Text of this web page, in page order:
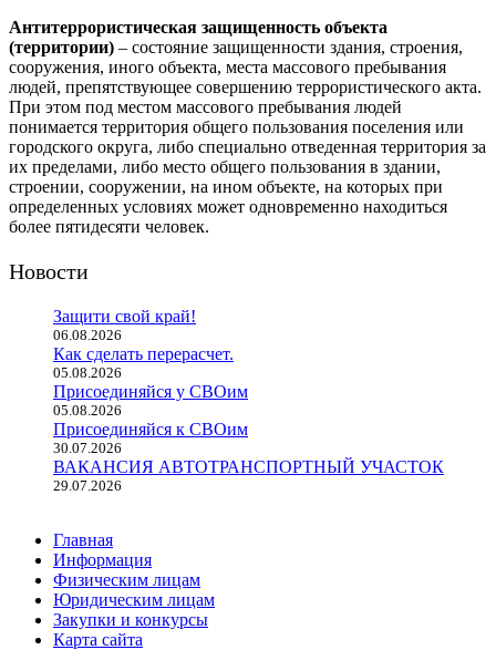
Антитеррористическая защищенность объекта
(территории) – состояние защищенности здания, строения,
сооружения, иного объекта, места массового пребывания
людей, препятствующее совершению террористического акта.
При этом под местом массового пребывания людей
понимается территория общего пользования поселения или
городского округа, либо специально отведенная территория за
их пределами, либо место общего пользования в здании,
строении, сооружении, на ином объекте, на которых при
определенных условиях может одновременно находиться
более пятидесяти человек.
Новости
Защити свой край!
06.08.2026
Как сделать перерасчет.
05.08.2026
Присоединяйся у СВОим
05.08.2026
Присоединяйся к СВОим
30.07.2026
ВАКАНСИЯ АВТОТРАНСПОРТНЫЙ УЧАСТОК
29.07.2026
Главная
Информация
Физическим лицам
Юридическим лицам
Закупки и конкурсы
Карта сайта